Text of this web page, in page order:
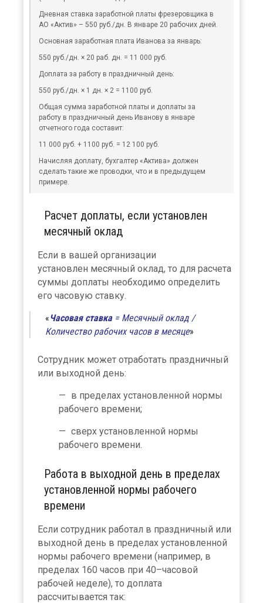
Дневная ставка заработной платы фрезеровщика в
АО «Актив» – 550 руб./дн. В январе 20 рабочих дней.
Основная заработная плата Иванова за январь:
550 руб./дн. × 20 раб. дн. = 11 000 руб.
Доплата за работу в праздничный день:
550 руб./дн. × 1 дн. × 2 = 1100 руб.
Общая сумма заработной платы и доплаты за
работу в праздничный день Иванову в январе
отчетного года составит:
11 000 руб. + 1100 руб. = 12 100 руб.
Начисляя доплату, бухгалтер «Актива» должен
сделать такие же проводки, что и в предыдущем
примере.
Расчет доплаты, если установлен
месячный оклад
Если в вашей организации
установлен месячный оклад, то для расчета
суммы доплаты необходимо определить
его часовую ставку.
Часовая ставка= Месячный оклад /
Количество рабочих часов в месяце
Сотрудник может отработать праздничный
или выходной день:
в пределах установленной нормы
рабочего времени;
сверх установленной нормы
рабочего времени.
Работа в выходной день в пределах
установленной нормы рабочего
времени
Если сотрудник работал в праздничный или
выходной день в пределах установленной
нормы рабочего времени (например, в
пределах 160 часов при 40–часовой
рабочей неделе), то доплата
рассчитывается так:
×